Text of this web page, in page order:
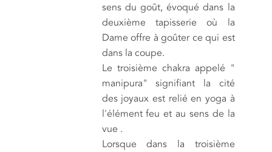
sens du goût, évoqué dans la
deuxième tapisserie où la
Dame offre à goûter ce qui est
dans la coupe.
Le troisième chakra appelé "
manipura" signifiant la cité
des joyaux est relié en yoga à
l'élément feu et au sens de la
vue .
Lorsque dans la troisième